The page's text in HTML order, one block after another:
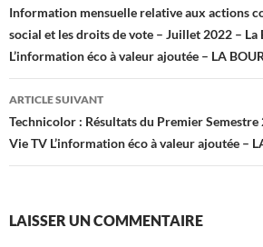
des
articles
Information mensuelle relative aux actions
social et les droits de vote – Juillet 2022 – La
L’information éco à valeur ajoutée – LA
ARTICLE SUIVANT
Technicolor : Résultats du Premier Semestre
Vie TV L’information éco à valeur ajoutée –
LAISSER UN COMMENTAIRE